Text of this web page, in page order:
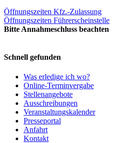
Öffnungszeiten Kfz.-Zulassung
Öffnungszeiten Führerscheinstelle
Bitte Annahmeschluss beachten
Schnell gefunden
Was erledige ich wo?
Online-Terminvergabe
Stellenangebote
Ausschreibungen
Veranstaltungskalender
Presseportal
Anfahrt
Kontakt